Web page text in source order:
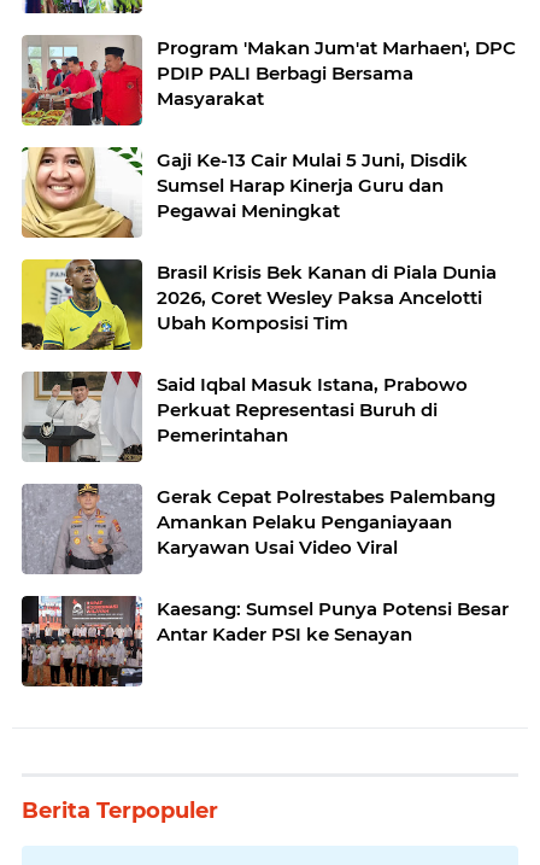
Program 'Makan Jum'at Marhaen', DPC
PDIP PALI Berbagi Bersama
Masyarakat
Gaji Ke-13 Cair Mulai 5 Juni, Disdik
Sumsel Harap Kinerja Guru dan
Pegawai Meningkat
Brasil Krisis Bek Kanan di Piala Dunia
2026, Coret Wesley Paksa Ancelotti
Ubah Komposisi Tim
Said Iqbal Masuk Istana, Prabowo
Perkuat Representasi Buruh di
Pemerintahan
Gerak Cepat Polrestabes Palembang
Amankan Pelaku Penganiayaan
Karyawan Usai Video Viral
Kaesang: Sumsel Punya Potensi Besar
Antar Kader PSI ke Senayan
Berita Terpopuler